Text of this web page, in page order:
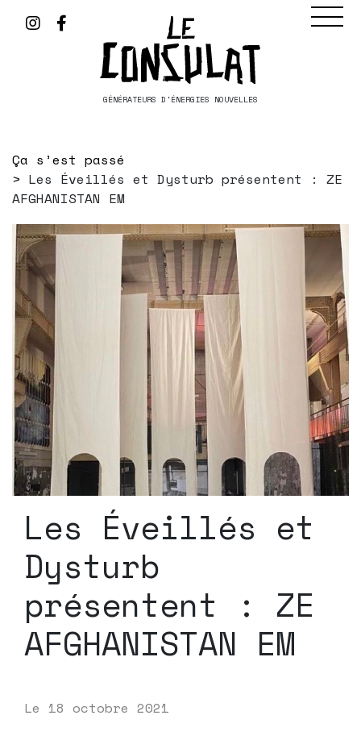
GÉNÉRATEURS D'ÉNERGIES NOUVELLES
Ça s’est passé
Les Éveillés et Dysturb présentent : ZE
AFGHANISTAN EM
Les Éveillés et
Dysturb
présentent : ZE
AFGHANISTAN EM
Le 18 octobre 2021